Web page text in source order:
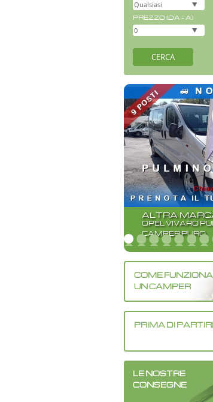
PREZZO (DA - A)
•••••••
•••••••
•••••••
•••••••
•••••• •
•••••••
ALTRA
OPEL VIVARO
CAMPER PURO
COME FUNZIONA
UN CAMPER
PRIMA DI
LE NOSTRE
CONSEGNE